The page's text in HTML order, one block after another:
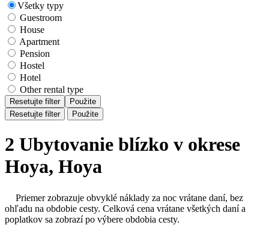
Všetky typy
Guestroom
House
Apartment
Pension
Hostel
Hotel
Other rental type
Resetujte filter
Použite
Resetujte filter
Použite
2 Ubytovanie blízko v okrese
Hoya, Hoya
Priemer zobrazuje obvyklé náklady za noc vrátane daní, bez
ohľadu na obdobie cesty. Celková cena vrátane všetkých daní a
poplatkov sa zobrazí po výbere obdobia cesty.